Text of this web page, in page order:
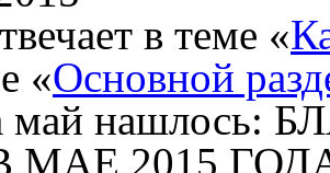
в теме «
«Основной
май
2015 ГОДА